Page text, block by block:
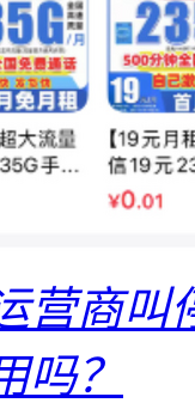
营商叫
吗？